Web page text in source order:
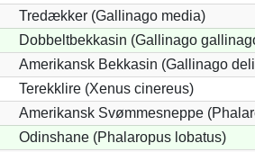
Tredækker (Gallinago media)
Dobbeltbekkasin (Gallinago
Amerikansk Bekkasin (Gallinago
Terekklire (Xenus cinereus)
Amerikansk Svømmesneppe
Odinshane (Phalaropus lobatus)